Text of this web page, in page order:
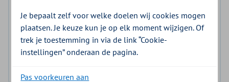
voor u gelden.
Log in met DigiD
Je bepaalt zelf voor welke doelen wij cookies mogen
plaatsen. Je keuze kun je op elk moment wijzigen. Of
trek je toestemming in via de link “Cookie-
instellingen” onderaan de pagina.
Pas voorkeuren aan